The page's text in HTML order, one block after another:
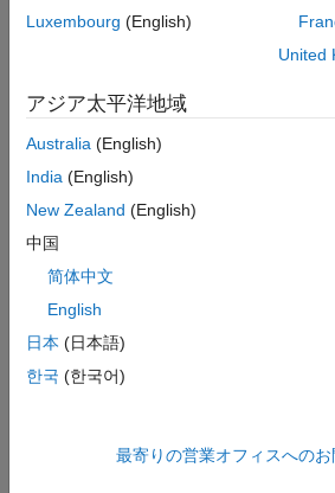
パラメーター
フィールド
戻り値
Reference<Array>
Array
スロー
Luxembourg (English)
United
アジア太平洋地域
Australia (English)
India (English)
New Zealand (English)
中国
简体中文
English
日本 (日本語)
한국 (한국어)
最寄りの営業オフィスへの